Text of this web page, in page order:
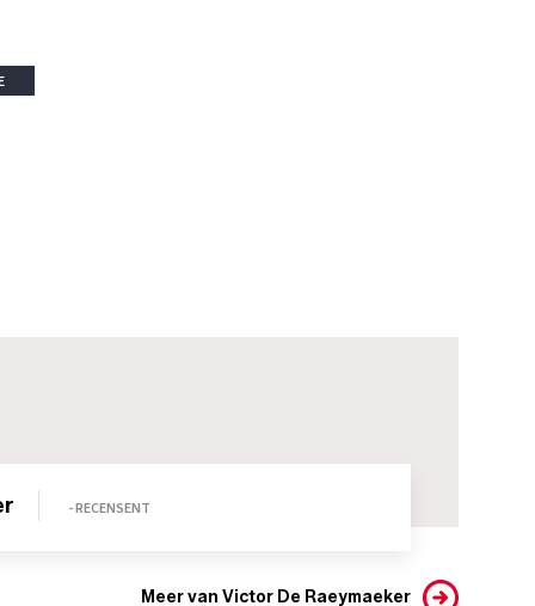
- RECENSENT
Meer van Victor De Raeymaeker